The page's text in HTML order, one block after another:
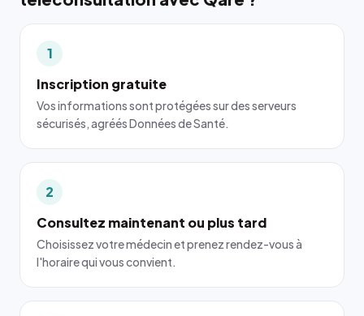
1
Inscription gratuite
Vos informations sont protégées sur des serveurs
sécurisés, agréés Données de Santé.
2
Consultez maintenant ou plus tard
Choisissez votre médecin et prenez rendez-vous à
l'horaire qui vous convient.